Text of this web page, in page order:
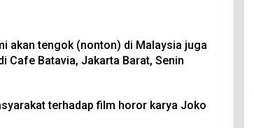
akan tengok (nonton) di Malaysia juga
Cafe Batavia, Jakarta Barat, Senin
terhadap film horor karya Joko